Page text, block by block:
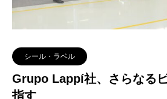
シール・ラベル
Grupo Lappí社、さらなる
指す